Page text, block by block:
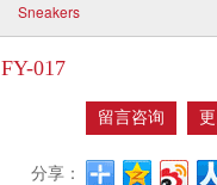
Sneakers
FY-017
留言咨询
分享：